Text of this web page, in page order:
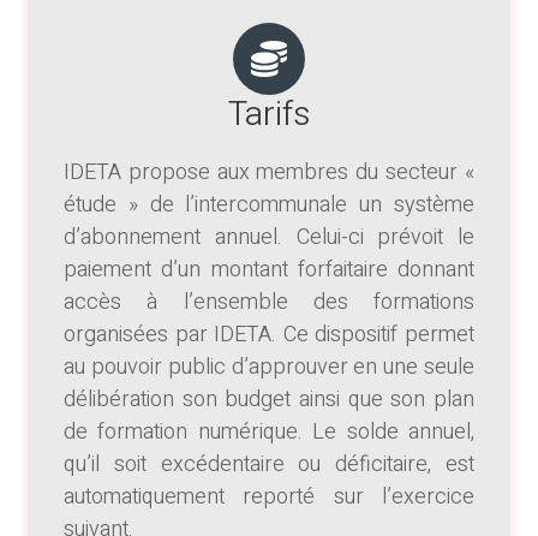
Tarifs
IDETA propose aux membres du secteur «
étude » de l’intercommunale un système
d’abonnement annuel. Celui-ci prévoit le
paiement d’un montant forfaitaire donnant
accès à l’ensemble des formations
organisées par IDETA. Ce dispositif permet
au pouvoir public d’approuver en une seule
délibération son budget ainsi que son plan
de formation numérique. Le solde annuel,
qu’il soit excédentaire ou déficitaire, est
automatiquement reporté sur l’exercice
suivant.